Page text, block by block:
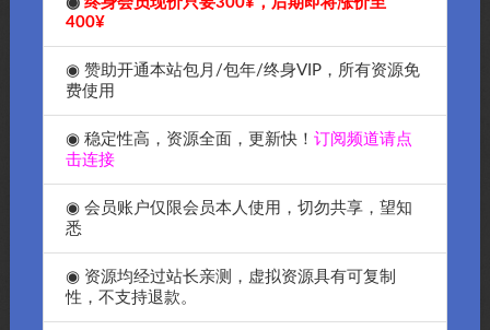
题永和自适应代理首页使用教程-OK源码破解 – OK源码中
400¥
◉ 赞助开通本站包月/包年/终身VIP，所有资源免
费使用
◉ 稳定性高，资源全面，更新快！订阅频道请点
击连接
◉ 会员账户仅限会员本人使用，切勿共享，望知
悉
◉ 资源均经过站长亲测，虚拟资源具有可复制
性，不支持退款。